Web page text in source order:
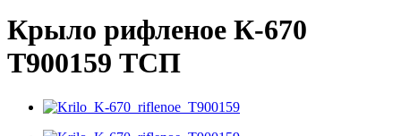
Крыло рифленое К-670
T900159 ТСП